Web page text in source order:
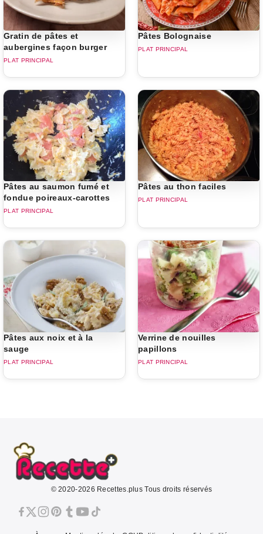
Gratin de pâtes et
aubergines façon burger
PLAT PRINCIPAL
Pâtes Bolognaise
PLAT PRINCIPAL
Pâtes au saumon fumé et
fondue poireaux-carottes
PLAT PRINCIPAL
Pâtes au thon faciles
PLAT PRINCIPAL
Pâtes aux noix et à la
sauge
PLAT PRINCIPAL
Verrine de nouilles
papillons
PLAT PRINCIPAL
© 2020-2026 Recettes.plus Tous droits réservés